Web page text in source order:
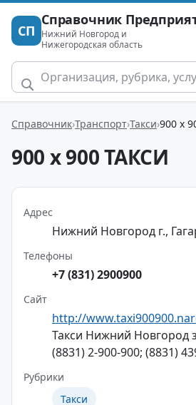
СП
Справочник
Нижний Новгород и
Нижегородская область
Справочник Транспорт Такси 900 х
900 х 900 ТАКСИ
Адрес
Нижний Новгород г.,
Телефоны
+7 (831) 2900900
Сайт
http://
Такси Нижний Новгород
(8831) 2-900-900; (8831)
Рубрики
Такси